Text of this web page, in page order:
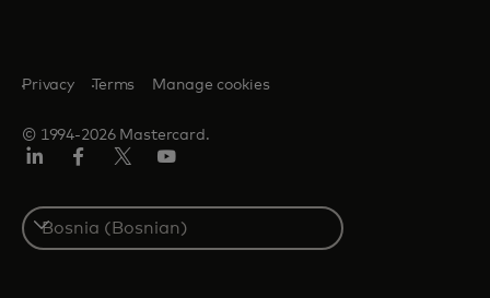
© 1994-2026 Mastercard.
Privacy Terms Manage cookies
Select
a
country